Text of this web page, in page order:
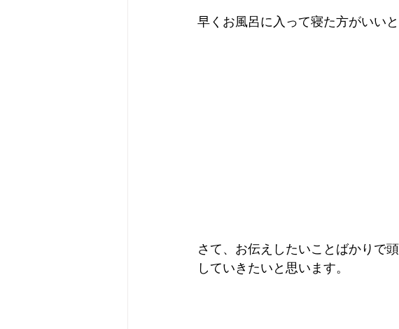
早くお風呂に入って寝た方がいいと
さて、お伝えしたいことばかりで
していきたいと思います。